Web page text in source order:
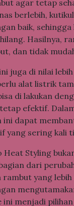
agar tetap
berlebih,
baik, sehingga
Hasilnya,
dan tidak
juga di nilai
alat listrik
di lakukan
efektif.
ini dapat
yang sering kali
Heat Styling
dari
yang lebih
ini menjadi